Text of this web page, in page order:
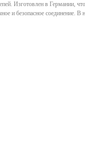
Изготовлен в Германии,
и безопасное соединение. В